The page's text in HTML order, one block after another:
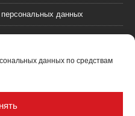
данных по средствам
данных
данных